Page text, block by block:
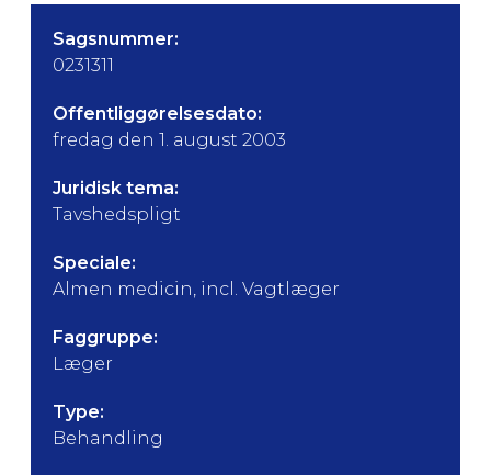
Sagsnummer:
0231311
Offentliggørelsesdato:
fredag den 1. august 2003
Juridisk tema:
Tavshedspligt
Speciale:
Almen medicin, incl. Vagtlæger
Faggruppe:
Læger
Type:
Behandling